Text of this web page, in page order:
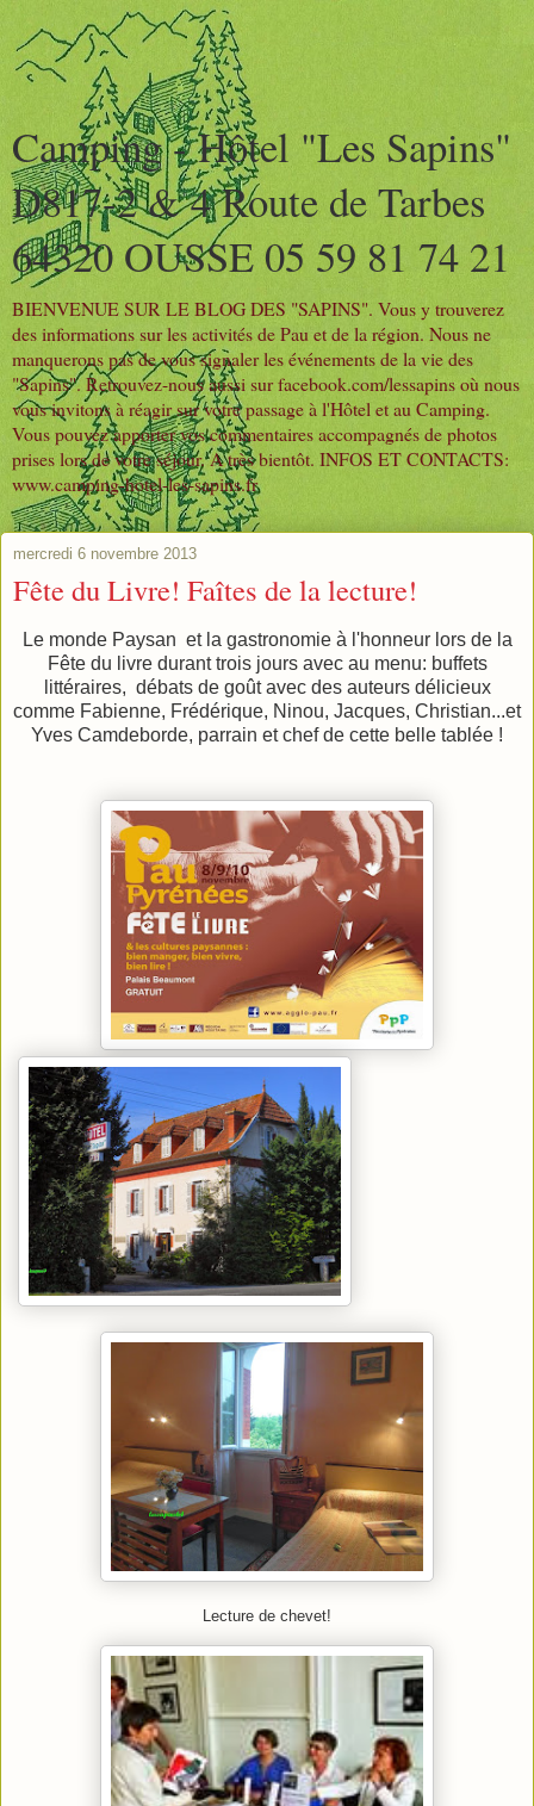
Camping - Hôtel "Les Sapins"
D817-2 & 4 Route de Tarbes
64320 OUSSE 05 59 81 74 21
BIENVENUE SUR LE BLOG DES "SAPINS". Vous y trouverez
des informations sur les activités de Pau et de la région. Nous ne
manquerons pas de vous signaler les événements de la vie des
"Sapins". Retrouvez-nous aussi sur facebook.com/lessapins où nous
vous invitons à réagir sur votre passage à l'Hôtel et au Camping.
Vous pouvez apporter vos commentaires accompagnés de photos
prises lors de votre séjour. A très bientôt. INFOS ET CONTACTS:
www.camping-hotel-les-sapins.fr
mercredi 6 novembre 2013
Fête du Livre! Faîtes de la lecture!
Le monde Paysan et la gastronomie à l'honneur lors de la
Fête du livre durant trois jours avec au menu: buffets
littéraires, débats de goût avec des auteurs délicieux
comme Fabienne, Frédérique, Ninou, Jacques, Christian...et
Yves Camdeborde, parrain et chef de cette belle tablée !
Lecture de chevet!